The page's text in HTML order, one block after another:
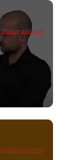
privacy policy of
privacy policy of